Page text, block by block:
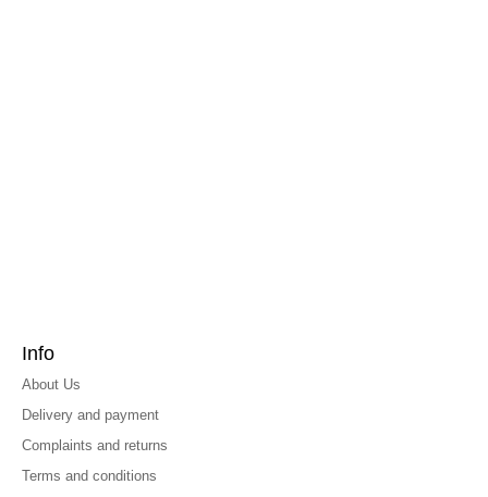
Info
About Us
Delivery and payment
Complaints and returns
Terms and conditions